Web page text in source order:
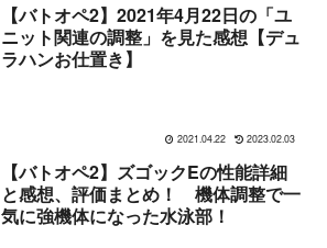
【バトオペ2】2021年4月22日の「ユ
ニット関連の調整」を見た感想【デュ
ラハンお仕置き】
2021.04.22 2023.02.03
【バトオペ2】ズゴックEの性能詳細
と感想、評価まとめ！ 機体調整で一
気に強機体になった水泳部！